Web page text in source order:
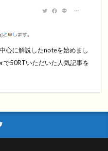
心に解説したnoteを始めまし
50RTいただいた人気記事を